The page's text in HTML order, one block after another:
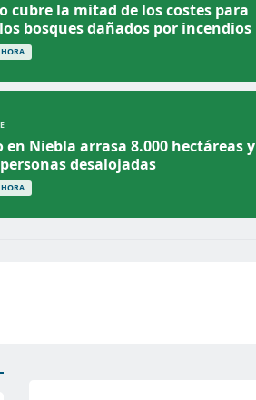
cubre la mitad de los costes para
bosques dañados por incendios
en Niebla arrasa 8.000 hectáreas y
desalojadas